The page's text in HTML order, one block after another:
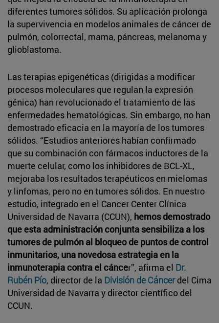
diferentes tumores sólidos. Su aplicación prolonga
la supervivencia en modelos animales de cáncer de
pulmón, colorrectal, mama, páncreas, melanoma y
glioblastoma.
Las terapias epigenéticas (dirigidas a modificar
procesos moleculares que regulan la expresión
génica) han revolucionado el tratamiento de las
enfermedades hematológicas. Sin embargo, no han
demostrado eficacia en la mayoría de los tumores
sólidos. “Estudios anteriores habían confirmado
que su combinación con fármacos inductores de la
muerte celular, como los inhibidores de BCL-XL,
mejoraba los resultados terapéuticos en mielomas
y linfomas, pero no en tumores sólidos. En nuestro
estudio, integrado en el Cancer Center Clínica
Universidad de Navarra (CCUN), hemos demostrado
que esta administración conjunta sensibiliza a los
tumores de pulmón al bloqueo de puntos de control
inmunitarios, una novedosa estrategia en la
inmunoterapia contra el cáncer”, afirma el Dr.
Rubén Pío, director de la División de Cáncerdel Cima
Universidad de Navarra y director científico del
CCUN.